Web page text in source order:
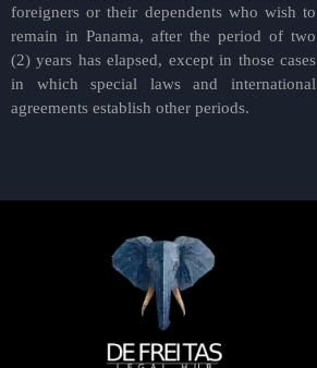
foreigners or their dependents who wish to
remain in Panama, after the period of two
(2) years has elapsed, except in those cases
in which special laws and international
agreements establish other periods.